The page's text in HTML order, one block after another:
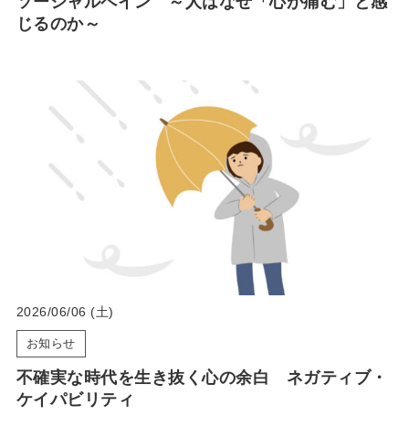
じるのか～
2026/06/06 (土)
お知らせ
不確実な時代を生き抜く心の余白 ネガティブ・
ケイパビリティ